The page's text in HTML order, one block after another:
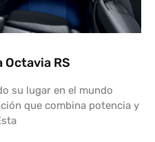
RS
su lugar en el mundo
que combina potencia y